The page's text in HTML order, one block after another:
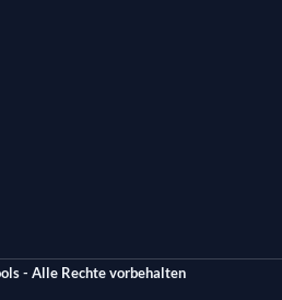
- Alle Rechte vorbehalten